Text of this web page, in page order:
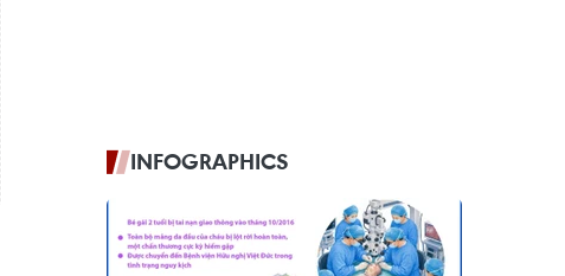
INFOGRAPHICS